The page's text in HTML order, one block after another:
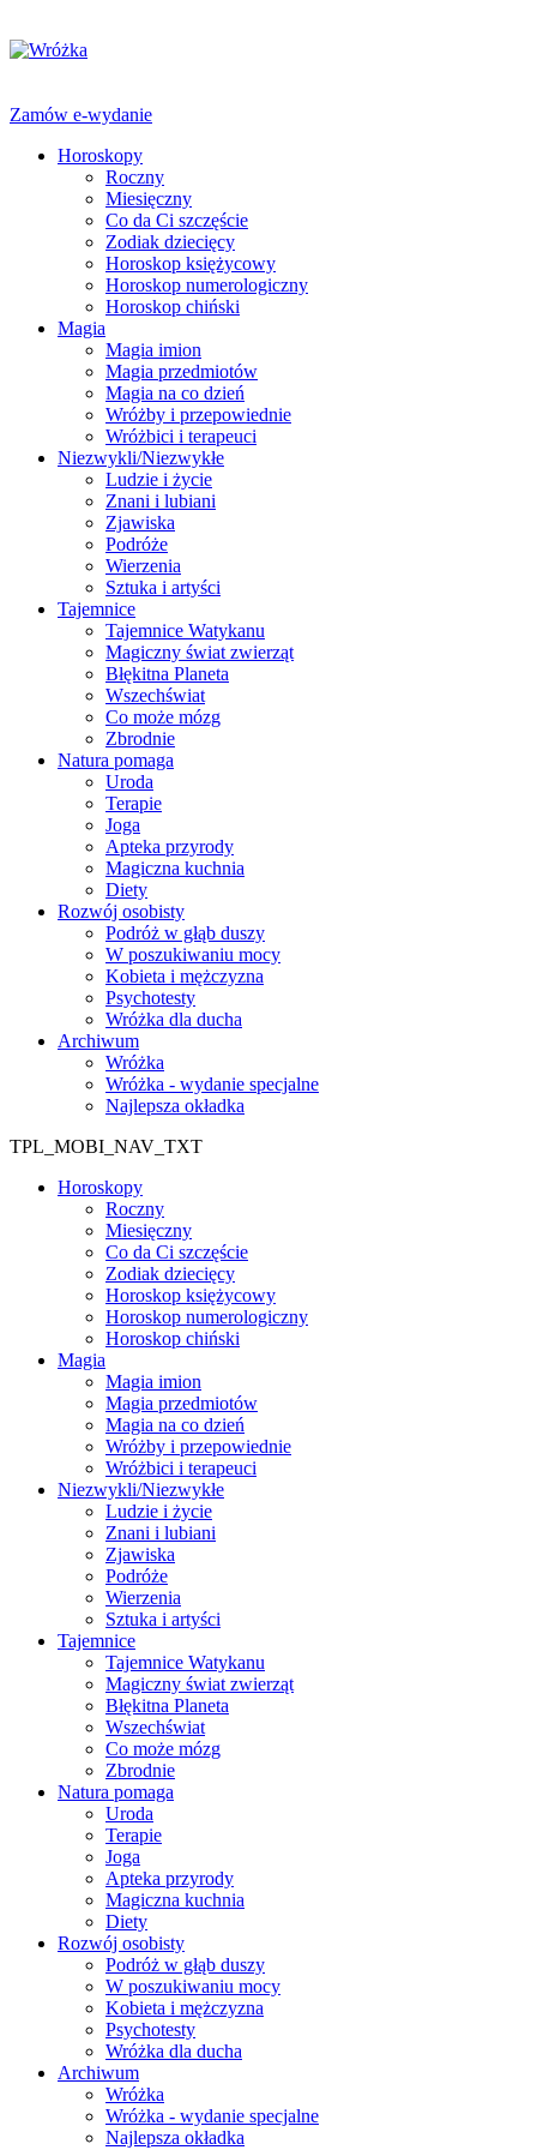
Zamów e-wydanie
Horoskopy
Roczny
Miesięczny
Co da Ci szczęście
Zodiak dziecięcy
Horoskop księżycowy
Horoskop numerologiczny
Horoskop chiński
Magia
Magia imion
Magia przedmiotów
Magia na co dzień
Wróżby i przepowiednie
Wróżbici i terapeuci
Niezwykli/Niezwykłe
Ludzie i życie
Znani i lubiani
Zjawiska
Podróże
Wierzenia
Sztuka i artyści
Tajemnice
Tajemnice Watykanu
Magiczny świat zwierząt
Błękitna Planeta
Wszechświat
Co może mózg
Zbrodnie
Natura pomaga
Uroda
Terapie
Joga
Apteka przyrody
Magiczna kuchnia
Diety
Rozwój osobisty
Podróż w głąb duszy
W poszukiwaniu mocy
Kobieta i mężczyzna
Psychotesty
Wróżka dla ducha
Archiwum
Wróżka
Wróżka - wydanie specjalne
Najlepsza okładka
TPL_MOBI_NAV_TXT
Horoskopy
Roczny
Miesięczny
Co da Ci szczęście
Zodiak dziecięcy
Horoskop księżycowy
Horoskop numerologiczny
Horoskop chiński
Magia
Magia imion
Magia przedmiotów
Magia na co dzień
Wróżby i przepowiednie
Wróżbici i terapeuci
Niezwykli/Niezwykłe
Ludzie i życie
Znani i lubiani
Zjawiska
Podróże
Wierzenia
Sztuka i artyści
Tajemnice
Tajemnice Watykanu
Magiczny świat zwierząt
Błękitna Planeta
Wszechświat
Co może mózg
Zbrodnie
Natura pomaga
Uroda
Terapie
Joga
Apteka przyrody
Magiczna kuchnia
Diety
Rozwój osobisty
Podróż w głąb duszy
W poszukiwaniu mocy
Kobieta i mężczyzna
Psychotesty
Wróżka dla ducha
Archiwum
Wróżka
Wróżka - wydanie specjalne
Najlepsza okładka